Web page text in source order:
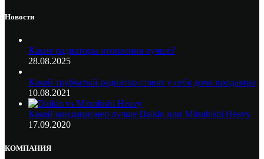
Новости
Какие радиаторы отопления лучше?
28.08.2025
Какой трубчатый радиатор ставят у себя дома продавцы
10.08.2021
Какой кондиционер лучше Daikin или Mitsubishi Heavy
17.09.2020
КОМПАНИЯ